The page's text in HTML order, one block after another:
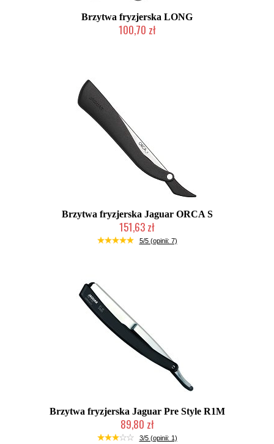
Brzytwa fryzjerska LONG
100,70 zł
Brzytwa fryzjerska Jaguar ORCA S
151,63 zł
Chwilowo niedostępny
5/5 (opinii: 7)
Brzytwa fryzjerska Jaguar Pre Style R1M
89,80 zł
Duża ilość (wysyłka w 24h)
3/5 (opinii: 1)